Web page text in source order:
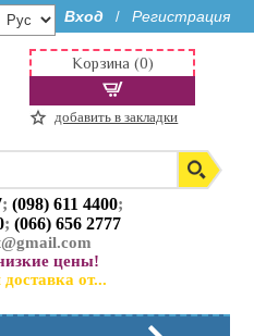
Вход / Регистрация
;(098) 611 4400;
;(066) 656 2777
цены!
от...
Корзина (0)
добавить в закладки